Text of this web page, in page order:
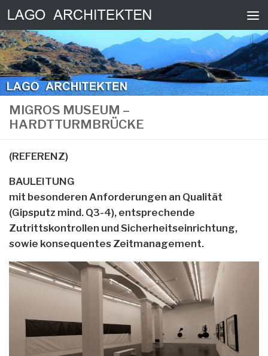
Skip to content
MIGROS MUSEUM –
HARDTTURMBRÜCKE
(REFERENZ)
BAULEITUNG
mit besonderen Anforderungen an Qualität
(Gipsputz mind. Q3-4), entsprechende
Zutrittskontrollen und Sicherheitseinrichtung,
sowie konsequentes Zeitmanagement.